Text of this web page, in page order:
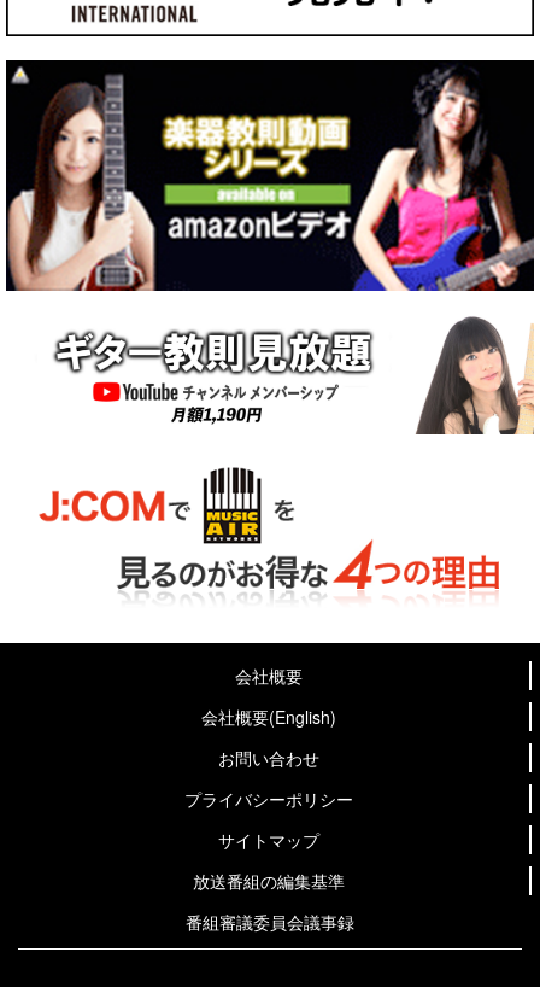
会社概要
会社概要(English)
お問い合わせ
プライバシーポリシー
サイトマップ
放送番組の編集基準
番組審議委員会議事録